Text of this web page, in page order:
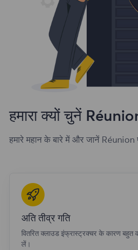
हमारा क्यों चुनें
हमारे महान के बारे में और जानें Réunion
अति तीव्र गति
वितरित क्लाउड इंफ्रास्ट्रक्चर के कारण बहुत
लें।